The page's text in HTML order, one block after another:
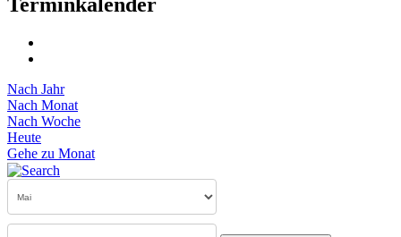
Nach Jahr
Nach Monat
Nach Woche
Heute
Gehe zu Monat